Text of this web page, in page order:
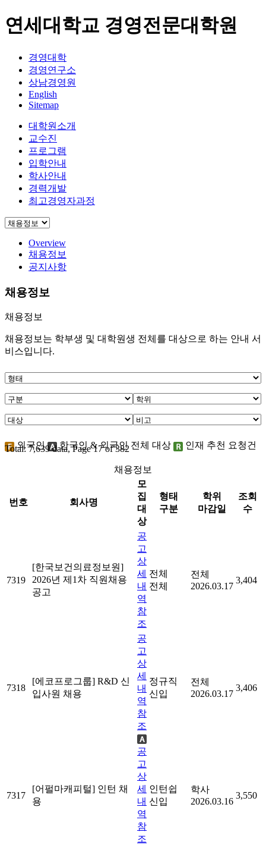
연세대학교 경영전문대학원
경영대학
경영연구소
상남경영원
English
Sitemap
대학원소개
교수진
프로그램
입학안내
학사안내
경력개발
최고경영자과정
Overview
채용정보
공지사항
채용정보
채용정보
채용정보는 학부생 및 대학원생 전체를 대상으로 하는 안내 서
비스입니다.
외국인 한국인 & 외국인 전체 대상 인재 추천 요청건
Total: 7,639 data, Page 17 of 382
채용정보
번호 회사명
모
집
대
상
형태
구분
학위
마감일
조회
수
7319
[한국보건의료정보원]
2026년 제1차 직원채용
공고
공
고
상
세
내
역
참
조
전체
전체
전체
2026.03.17
3,404
7318
[에코프로그룹] R&D 신
입사원 채용
공
고
상
세
내
역
참
조
정규직
신입
전체
2026.03.17
3,406
7317
[어펄마캐피털] 인턴 채
용
공
고
상
세
내
역
참
조
인턴쉽
신입
학사
2026.03.16
3,550